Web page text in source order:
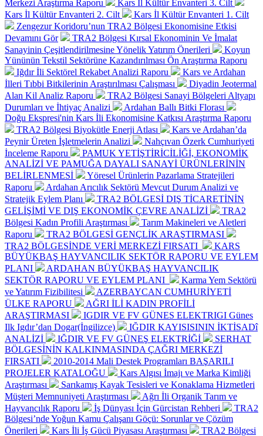
Merkezi Araştırma Raporu
Kars İl Kültür Envanteri 3. Cilt
Kars İl Kültür Envanteri 2. Cilt
Kars İl Kültür Envanteri 1. Cilt
Zengezur Koridoru’nun TRA2 Bölgesi Ekonomisine Etkisi
Devamını Gör
TRA2 Bölgesi Kırsal Ekonominin Ve İmalat
Sanayinin Çeşitlendirilmesine Yönelik Yatırım Önerileri
Koyun
Yününün Tekstil Sektörüne Kazandırılması Ön Araştırma Raporu
Iğdır İli Sektörel Rekabet Analizi Raporu
Kars ve Ardahan
İlleri Tıbbi Bitkilerinin Araştırılması Çalışması
Diyadin Jeotermal
Alan Kil Analiz Raporu
TRA2 Bölgesi Sanayi Bölgeleri Altyapı
Durumları ve İhtiyaç Analizi
Ardahan Ballı Bitki Florası
Doğu Ekspresi'nin Kars İli Ekonomisine Katkısı Araştırma Raporu
TRA2 Bölgesi Biyokütle Enerji Atlası
Kars ve Ardahan’da
Peynir Üreten İşletmelerin Analizi
Nahçıvan Özerk Cumhuriyeti
İnceleme Raporu
PAMUK YETİŞTİRİCİLİĞİ, EKONOMİK
ANALİZİ VE PAMUĞA DAYALI SANAYİ ÜRÜNLERİNİN
BELİRLENMESİ
Yöresel Ürünlerin Pazarlama Stratejileri
Raporu
Ardahan Arıcılık Sektörü Mevcut Durum Analizi ve
Stratejik Eylem Planı
TRA2 BÖLGESİ DIŞ TİCARETİNİN
GELİŞİMİ VE DIŞ EKONOMİK ÇEVRE ANALİZİ
TRA2
Bölgesi Kadın Profili Araştırması
Tarım Makineleri ve Aletleri
Raporu
TRA2 BÖLGESİ GENÇLİK ARAŞTIRMASI
TRA2 BÖLGESİNDE VERİ MERKEZİ FIRSATI
KARS
BÜYÜKBAŞ HAYVANCILIK SEKTÖR RAPORU VE EYLEM
PLANI
ARDAHAN BÜYÜKBAŞ HAYVANCILIK
SEKTÖR RAPORU VE EYLEM PLANI
Karma Yem Sektörü
ve Yatırım Fizibilitesi
AZERBAYCAN CUMHURİYETİ
ÜLKE RAPORU
AĞRI İLİ KADIN PROFİLİ
ARAŞTIRMASI
IGDIR VE FV GÜNES ELEKTRIGI Günes
Ilk Igdır’dan Dogar(İngilizce)
IĞDIR KAYISISININ İKTİSADî
ANALİZİ
IĞDIR VE FV GÜNEŞ ELEKTRİĞİ
SERHAT
BÖLGESİNİN KALKINMASINDA ÇAĞRI MERKEZİ
FIRSATI
2010-2014 Mali Destek Programları BAŞARILI
PROJELER KATALOĞU
Kars Algısı İmajı ve Marka Kimliği
Araştırması
Sarıkamış Kayak Tesisleri ve Konaklama Hizmetleri
Müşteri Memnuniyeti Araştırması
Ağrı İli Organik Tarım ve
Hayvancılık Raporu
İş Dünyası İçin Gürcistan Rehberi
TRA2
Bölgesi’nde Yoğun Kamu Çalışanı Göçü: Sorunlar ve Çözüm
Önerileri
Kars İli İş Gücü Piyasası Araştırması
TRA2 Bölgesi